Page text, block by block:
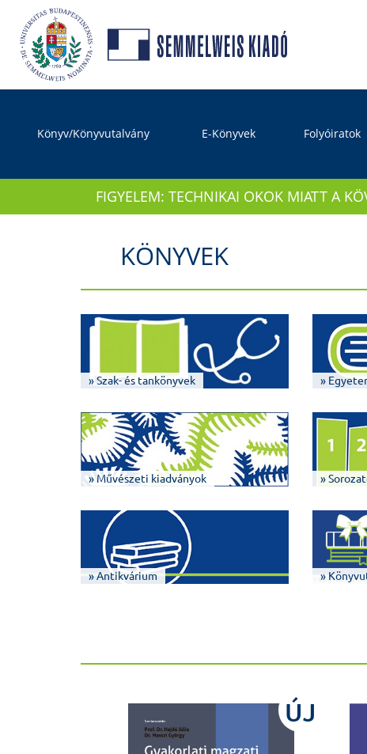
Könyv/Könyvutalvány E-Könyvek Folyóiratok
FIGYELEM: TECHNIKAI OKOK MIATT A
KÖNYVEK
» Szak- és tankönyvek »
» Művészeti kiadványok »
» Antikvárium »
ÚJ